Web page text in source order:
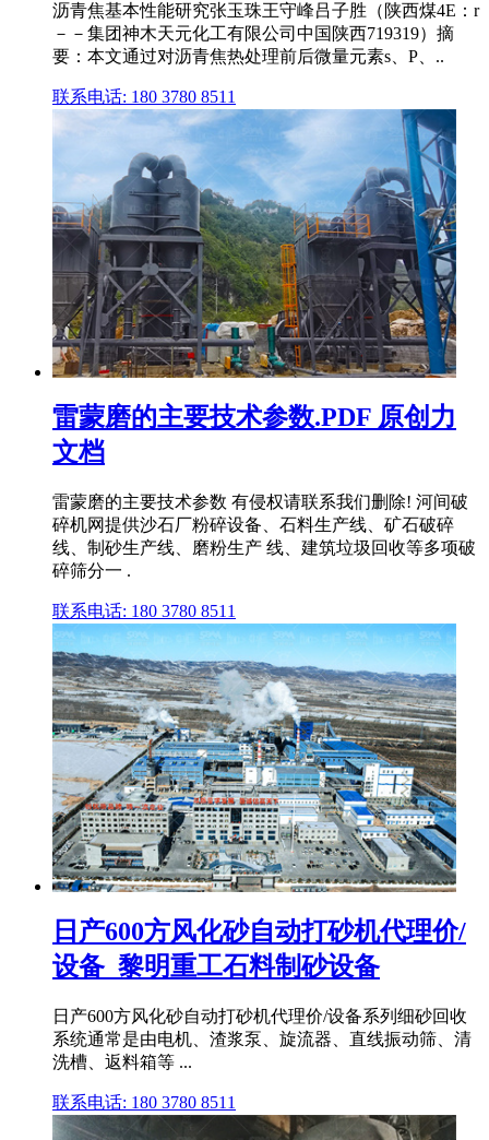
沥青焦基本性能研究张玉珠王守峰吕子胜（陕西煤4E：r
－－集团神木天元化工有限公司中国陕西719319）摘
要：本文通过对沥青焦热处理前后微量元素s、P、..
联系电话: 180 3780 8511
雷蒙磨的主要技术参数.PDF 原创力
文档
雷蒙磨的主要技术参数 有侵权请联系我们删除! 河间破
碎机网提供沙石厂粉碎设备、石料生产线、矿石破碎
线、制砂生产线、磨粉生产 线、建筑垃圾回收等多项破
碎筛分一 .
联系电话: 180 3780 8511
日产600方风化砂自动打砂机代理价/
设备_黎明重工石料制砂设备
日产600方风化砂自动打砂机代理价/设备系列细砂回收
系统通常是由电机、渣浆泵、旋流器、直线振动筛、清
洗槽、返料箱等 ...
联系电话: 180 3780 8511